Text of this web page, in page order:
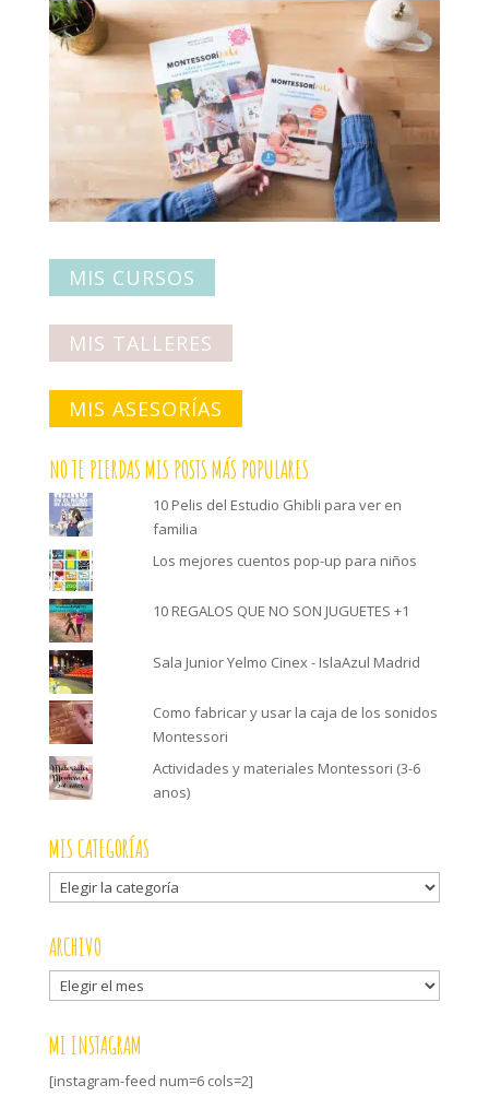
MIS CURSOS
MIS TALLERES
MIS ASESORÍAS
NO TE PIERDAS MIS POSTS MÁS POPULARES
10 Pelis del Estudio Ghibli para ver en
familia
Los mejores cuentos pop-up para niños
10 REGALOS QUE NO SON JUGUETES +1
Sala Junior Yelmo Cinex - IslaAzul Madrid
Como fabricar y usar la caja de los sonidos
Montessori
Actividades y materiales Montessori (3-6
anos)
MIS CATEGORÍAS
Mis
categorías
ARCHIVO
Archivo
MI INSTAGRAM
[instagram-feed num=6 cols=2]